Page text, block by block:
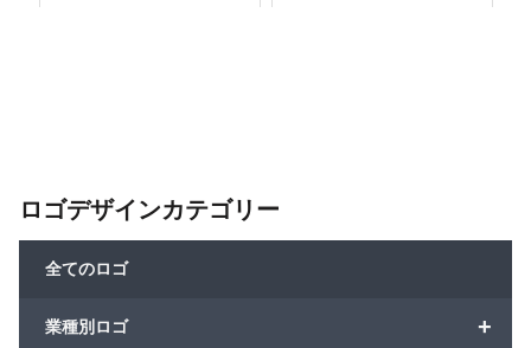
ロゴデザインカテゴリー
全てのロゴ
+
業種別ロゴ